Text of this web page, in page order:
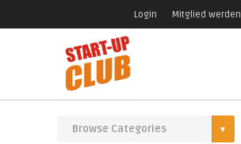
Login Mitglied werden